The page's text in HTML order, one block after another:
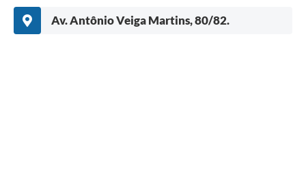
Av. Antônio Veiga Martins, 80/82.